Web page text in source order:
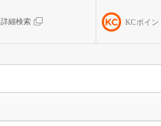
詳細検索 KCポイン